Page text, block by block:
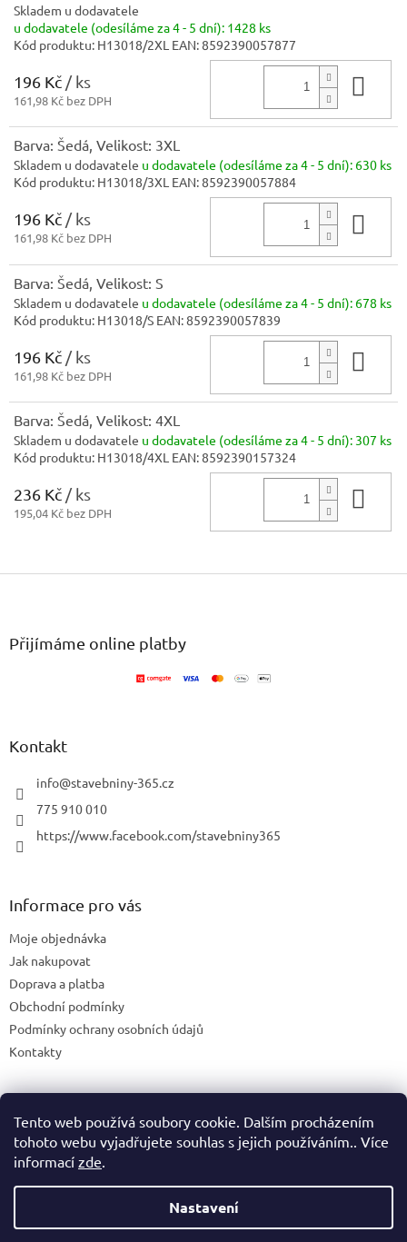
Tento web používá soubory cookie. Dalším procházením
tohoto webu vyjadřujete souhlas s jejich používáním.. Více
informací zde.
Nastavení
Skladem u dodavatele
u dodavatele (odesíláme za 4 - 5 dní): 1428 ks
Kód produktu: H13018/2XL EAN:8592390057877
196 Kč / ks
161,98 Kč bez DPH
Barva: Šedá, Velikost: 3XL
Skladem u dodavatele u dodavatele (odesíláme za 4 - 5 dní): 630 ks
Kód produktu: H13018/3XL EAN:8592390057884
196 Kč / ks
161,98 Kč bez DPH
Barva: Šedá, Velikost: S
Skladem u dodavatele u dodavatele (odesíláme za 4 - 5 dní): 678 ks
Kód produktu: H13018/S EAN:8592390057839
196 Kč / ks
161,98 Kč bez DPH
Barva: Šedá, Velikost: 4XL
Skladem u dodavatele u dodavatele (odesíláme za 4 - 5 dní): 307 ks
Kód produktu: H13018/4XL EAN:8592390157324
236 Kč / ks
195,04 Kč bez DPH
Přijímáme online platby
Kontakt
info@stavebniny-365.cz
775 910 010
https://www.facebook.com/stavebniny365
Informace pro vás
Moje objednávka
Jak nakupovat
Doprava a platba
Obchodní podmínky
Podmínky ochrany osobních údajů
Kontakty
Blog
Vytvořil Shoptet